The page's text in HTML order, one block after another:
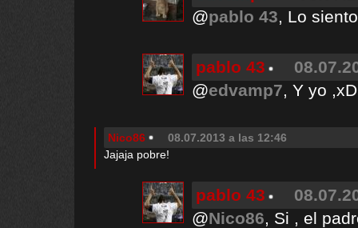
@pablo 43, Lo
pablo 43
@edvamp7, Y yo ,xD
Nico86
08.07.2013 a las 12:46
Jajaja pobre!
pablo 43
@Nico86, Si , el